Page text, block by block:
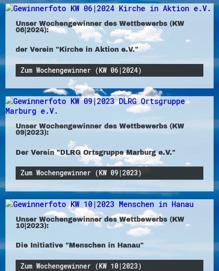
Unser Wochengewinner des Wettbewerbs (KW
06|2024):
der Verein "Kirche in Aktion e.V."
Zum Wochengewinner (KW 06|2024)
Unser Wochengewinner des Wettbewerbs (KW
09|2023):
Der Verein "DLRG Ortsgruppe Marburg e.V."
Zum Wochengewinner (KW 09|2023)
Unser Wochengewinner des Wettbewerbs (KW
10|2023):
Die Initiative "Menschen in Hanau"
Zum Wochengewinner (KW 10|2023)